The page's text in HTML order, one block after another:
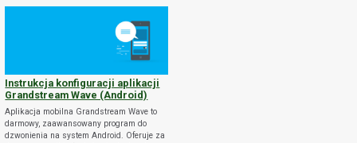
Instrukcja konfiguracji aplikacji
Grandstream Wave (Android)
Aplikacja mobilna Grandstream Wave to
darmowy, zaawansowany program do
dzwonienia na system Android. Oferuje za